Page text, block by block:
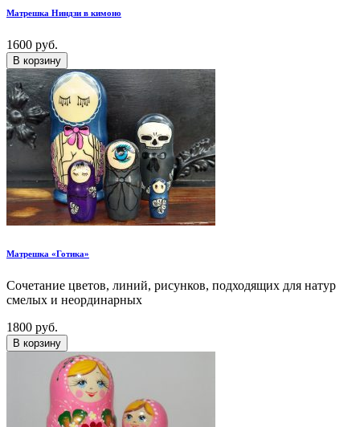
Матрешка Ниндзи в кимоно
1600 руб.
В корзину
Матрешка «Готика»
Cочетание цветов, линий, рисунков, подходящих для натур
смелых и неординарных
1800 руб.
В корзину